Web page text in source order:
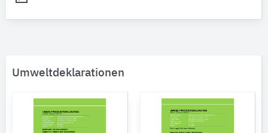
Umweltdeklarationen